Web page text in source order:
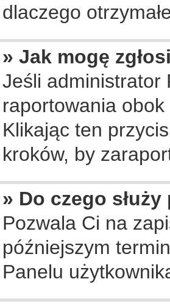
dlaczego
» Jak mogę
Jeśli administrator
raportowania
Klikając ten
kroków, by
» Do czego
Pozwala Ci na
późniejszym
Panelu